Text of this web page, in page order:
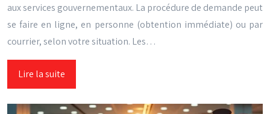
aux services gouvernementaux. La procédure de demande peut
se faire en ligne, en personne (obtention immédiate) ou par
courrier, selon votre situation. Les…
Lire la suite